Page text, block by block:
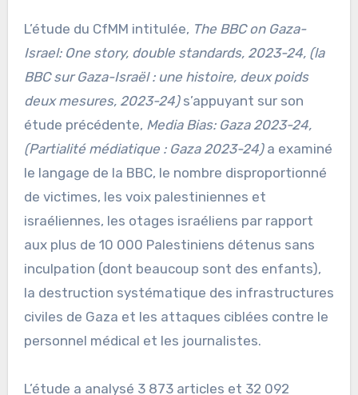
L’étude du CfMM intitulée, The BBC on Gaza-
Israel: One story, double standards, 2023-24, (la
BBC sur Gaza-Israël : une histoire, deux poids
deux mesures, 2023-24) s’appuyant sur son
étude précédente, Media Bias: Gaza 2023-24,
(Partialité médiatique : Gaza 2023-24) a examiné
le langage de la BBC, le nombre disproportionné
de victimes, les voix palestiniennes et
israéliennes, les otages israéliens par rapport
aux plus de 10 000 Palestiniens détenus sans
inculpation (dont beaucoup sont des enfants),
la destruction systématique des infrastructures
civiles de Gaza et les attaques ciblées contre le
personnel médical et les journalistes.
L’étude a analysé 3 873 articles et 32 092